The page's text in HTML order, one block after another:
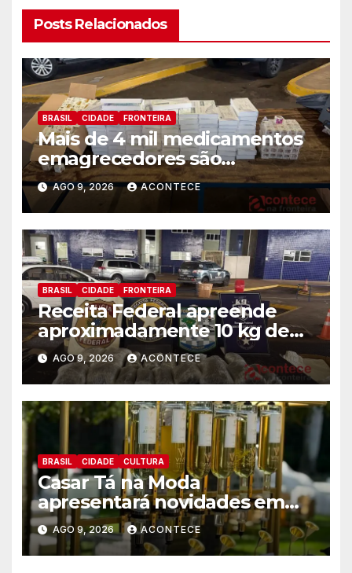
Posts Relacionados
BRASIL CIDADE FRONTEIRA
Mais de 4 mil medicamentos
emagrecedores são
apreendidos pela Receita
Federal
AGO 9, 2026 ACONTECE
BRASIL CIDADE FRONTEIRA
Receita Federal apreende
aproximadamente 10 kg de
substância análoga ao
capulho
AGO 9, 2026 ACONTECE
BRASIL CIDADE CULTURA
Casar Tá na Moda
apresentará novidades em
entretenimento para
casamentos e festas de
debutantes
AGO 9, 2026 ACONTECE